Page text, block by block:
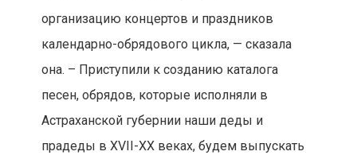
организацию концертов и праздников
календарно-обрядового цикла, — сказала
она. – Приступили к созданию каталога
песен, обрядов, которые исполняли в
Астраханской губернии наши деды и
прадеды в XVII-XX веках, будем выпускать